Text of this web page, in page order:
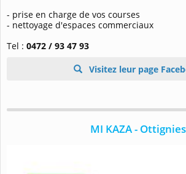
- prise en charge de vos courses
- nettoyage d'espaces commerciaux
Tel : 0472 / 93 47 93
Visitez leur page
MI KAZA - Ottignies